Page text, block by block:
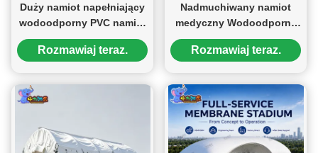
Duży namiot napełniający
wodoodporny PVC namiot
z ramą powietrzną do
projektów komercyjnych
Rozmawiaj teraz.
Nadmuchiwany namiot
medyczny Wodoodporny
namiot z ramą powietrzną
z PCV Zewnętrzna
medyczna Niestandardowy
dostawca
Rozmawiaj teraz.